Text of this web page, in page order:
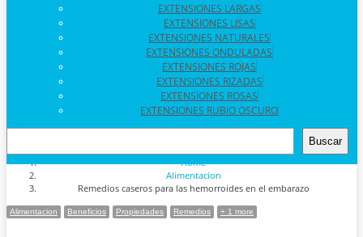
EXTENSIONES LARGAS
EXTENSIONES LISAS
EXTENSIONES NATURALES
EXTENSIONES ONDULADAS
EXTENSIONES ROJAS
EXTENSIONES RIZADAS
EXTENSIONES ROSAS
EXTENSIONES RUBIO OSCURO
Buscar
Home
Alimentacion
Remedios caseros para las hemorroides en el embarazo
Alimentacion Beneficios Propiedades Remedios + 1 more